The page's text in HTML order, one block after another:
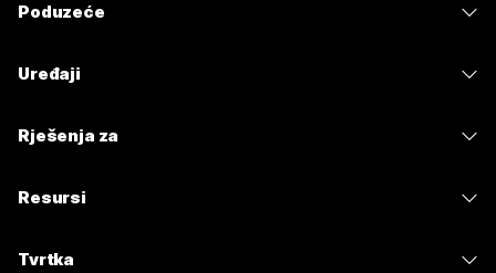
Poduzeće
Uređaji
Rješenja za
Resursi
Tvrtka